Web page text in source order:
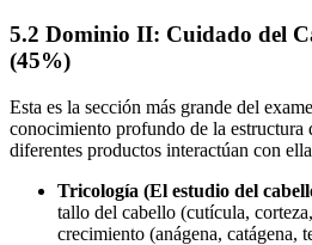
5.2 Dominio II: Cuidado del
(45%)
Esta es la sección más grande del
conocimiento profundo de la estructura
diferentes productos interactúan con
Tricología (El estudio del
tallo del cabello (cutícula,
crecimiento (anágena, catágena,